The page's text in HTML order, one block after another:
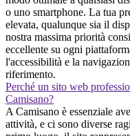
o uno smartphone. La tua
elevata, qualunque sia il
nostra massima priorità
eccellente su ogni
l'accessibilità e la
riferimento.
Perché un sito web
Camisano?
A Camisano è essenziale
attività, e ci sono diverse